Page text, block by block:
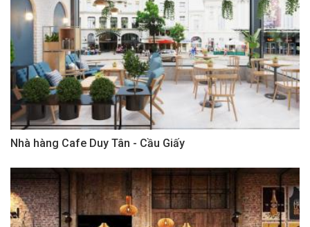
Nhà hàng Cafe Duy Tân - Cầu Giấy